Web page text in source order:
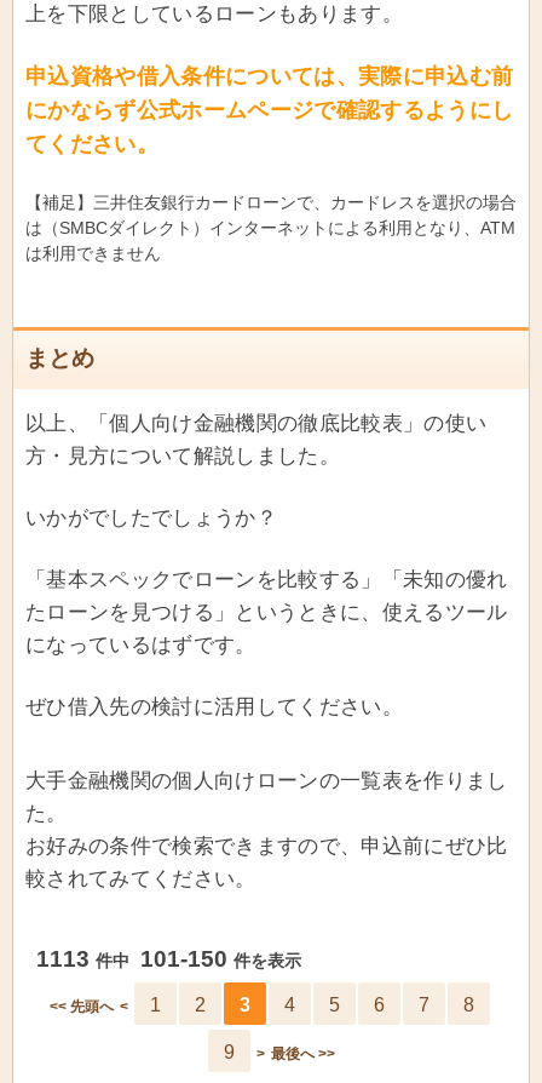
上を下限としているローンもあります。
申込資格や借入条件については、実際に申込む前
にかならず公式ホームページで確認するようにし
てください。
【補足】三井住友銀行カードローンで、カードレスを選択の場合
は（SMBCダイレクト）インターネットによる利用となり、ATM
は利用できません
まとめ
以上、「個人向け金融機関の徹底比較表」の使い
方・見方について解説しました。
いかがでしたでしょうか？
「基本スペックでローンを比較する」「未知の優れ
たローンを見つける」というときに、使えるツール
になっているはずです。
ぜひ借入先の検討に活用してください。
大手金融機関の個人向けローンの一覧表を作りまし
た。
お好みの条件で検索できますので、申込前にぜひ比
較されてみてください。
1113 件中 101-150 件を表示
<< 先頭へ < 1 2 3 4 5 6 7 8
9 > 最後へ >>